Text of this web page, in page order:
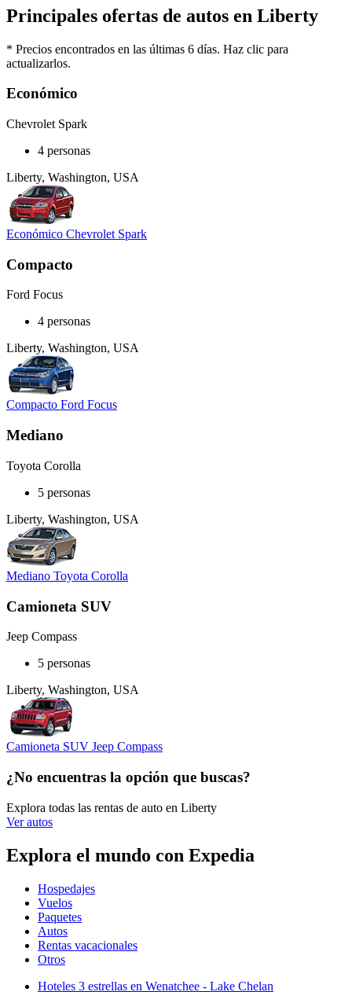
Principales ofertas de autos en Liberty
* Precios encontrados en las últimas 6 días. Haz clic para
actualizarlos.
Económico
Chevrolet Spark
4 personas
Liberty, Washington, USA
Económico Chevrolet Spark
Compacto
Ford Focus
4 personas
Liberty, Washington, USA
Compacto Ford Focus
Mediano
Toyota Corolla
5 personas
Liberty, Washington, USA
Mediano Toyota Corolla
Camioneta SUV
Jeep Compass
5 personas
Liberty, Washington, USA
Camioneta SUV Jeep Compass
¿No encuentras la opción que buscas?
Explora todas las rentas de auto en Liberty
Ver autos
Explora el mundo con Expedia
Hospedajes
Vuelos
Paquetes
Autos
Rentas vacacionales
Otros
Hoteles 3 estrellas en Wenatchee - Lake Chelan